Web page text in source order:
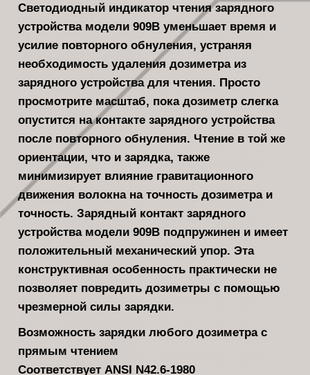
Светодиодный индикатор чтения зарядного
устройства модели 909B уменьшает время и
усилие повторного обнуления, устраняя
необходимость удаления дозиметра из
зарядного устройства для чтения. Просто
просмотрите масштаб, пока дозиметр слегка
опустится на контакте зарядного устройства
после повторного обнуления. Чтение в той же
ориентации, что и зарядка, также
минимизирует влияние гравитационного
движения волокна на точность дозиметра и
точность. Зарядный контакт зарядного
устройства модели 909B подпружинен и имеет
положительный механический упор. Эта
конструктивная особенность практически не
позволяет повредить дозиметры с помощью
чрезмерной силы зарядки.
Возможность зарядки любого дозиметра с
прямым чтением
Соответствует ANSI N42.6-1980